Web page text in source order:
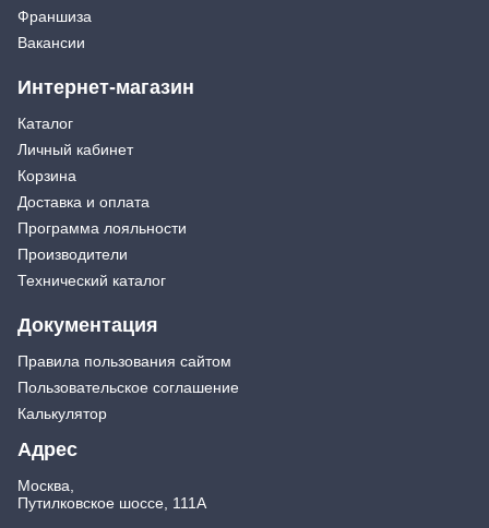
Франшиза
Вакансии
Интернет-магазин
Каталог
Личный кабинет
Корзина
Доставка и оплата
Программа лояльности
Производители
Технический каталог
Документация
Правила пользования сайтом
Пользовательское соглашение
Калькулятор
Адрес
Москва,
Путилковское шоссе, 111А